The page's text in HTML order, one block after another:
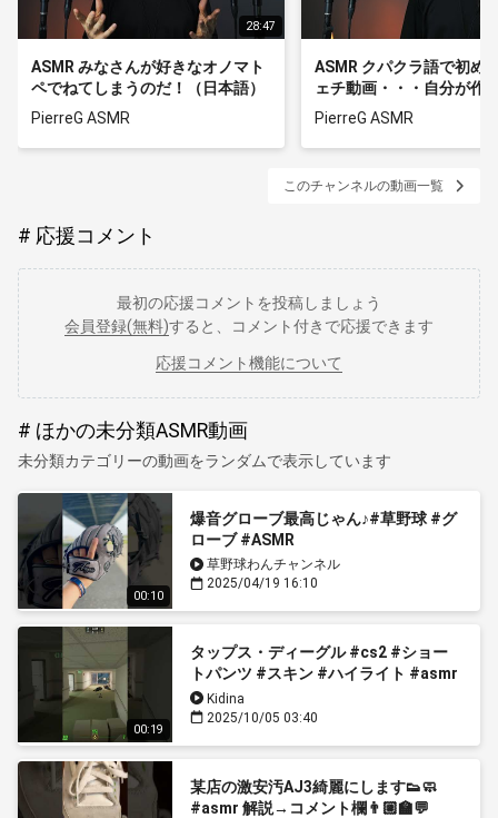
28:47
ASMR みなさんが好きなオノマト
ペでねてしまうのだ！（日本語）
PierreG ASMR
ASMR クパクラ語で初め
ェチ動画・・・自分が作
です
PierreG ASMR
このチャンネルの動画一覧
応援コメント
最初の応援コメントを投稿しましょう
会員登録(無料)すると、コメント付きで応援できます
応援コメント機能について
ほかの未分類ASMR動画
未分類カテゴリーの動画をランダムで表示しています
00:10
爆音グローブ最高じゃん♪#草野球 #グ
ローブ #ASMR
草野球わんチャンネル
2025/04/19 16:10
00:19
タップス・ディーグル #cs2 #ショー
トパンツ #スキン #ハイライト #asmr
Kidina
2025/10/05 03:40
某店の激安汚AJ3綺麗にします👟🧼
#asmr 解説→コメント欄👨🏼‍🏫💬